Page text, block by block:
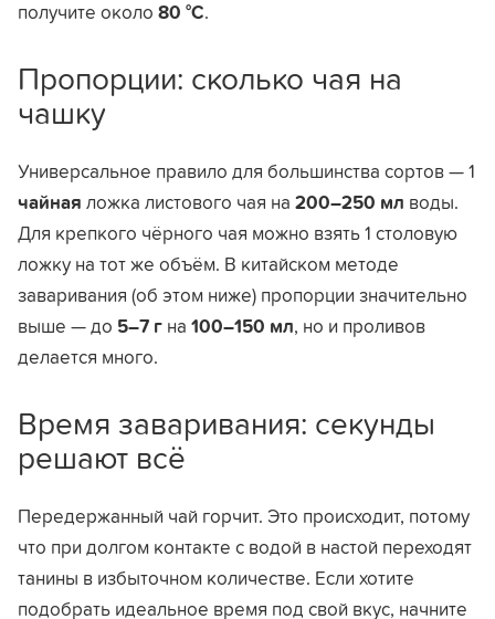
получите около 80 °C.
Пропорции: сколько чая на
чашку
Универсальное правило для большинства сортов — 1
чайная ложка листового чая на 200–250 мл воды.
Для крепкого чёрного чая можно взять 1 столовую
ложку на тот же объём. В китайском методе
заваривания (об этом ниже) пропорции значительно
выше — до 5–7 г на 100–150 мл, но и проливов
делается много.
Время заваривания: секунды
решают всё
Передержанный чай горчит. Это происходит, потому
что при долгом контакте с водой в настой переходят
танины в избыточном количестве. Если хотите
подобрать идеальное время под свой вкус, начните